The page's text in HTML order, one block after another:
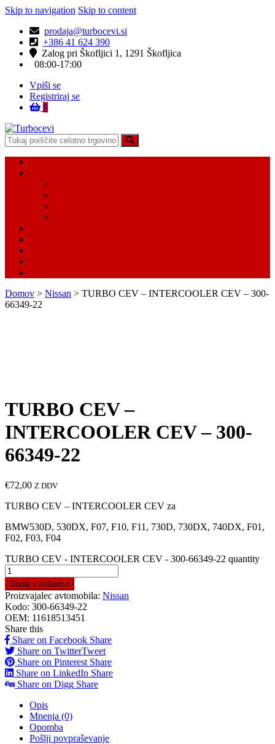
Skip to navigation Skip to content
prodaja@turbocevi.si
+386 41 624 390
Zalog pri Škofljici 1, 1291 Škofljica
08:00-17:00
Vpiši se
Registriraj se
0
Turbocevi
Turbo ideal – turbo cevi
Domov > Nissan > TURBO CEV – INTERCOOLER CEV – 300-
66349-22
TURBO CEV –
INTERCOOLER CEV – 300-
66349-22
€72,00 Z DDV
TURBO CEV – INTERCOOLER CEV za
BMW530D, 530DX, F07, F10, F11, 730D, 730DX, 740DX, F01,
F02, F03, F04
TURBO CEV - INTERCOOLER CEV - 300-66349-22 quantity
Dodaj v košarico
Proizvajalec avtomobila: Nissan
Kodo: 300-66349-22
OEM: 11618513451
Share this
Share on Facebook Share
Share on TwitterTweet
Share on Pinterest Share
Share on LinkedIn Share
Share on Digg Share
Opis
Mnenja (0)
Opomba
Pošlji povpraševanje